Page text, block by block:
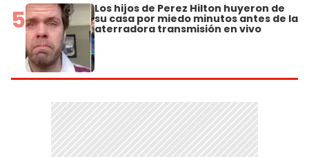
5 Los hijos de Perez Hilton huyeron de
su casa por miedo minutos antes de la
aterradora transmisión en vivo